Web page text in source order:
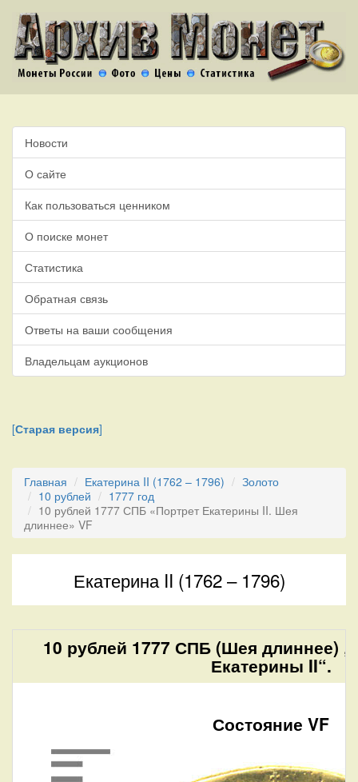
Новости
О сайте
Как пользоваться ценником
О поиске монет
Статистика
Обратная связь
Ответы на ваши сообщения
Владельцам аукционов
[Старая версия]
Главная Екатерина II (1762 – 1796)
Золото
10 рублей
1777 год
10 рублей 1777 СПБ «Портрет Екатерины II. Шея
длиннее» VF
Екатерина II (1762 – 1796)
10 рублей 1777 СПБ (Шея длиннее)
Екатерины II“.
Состояние VF